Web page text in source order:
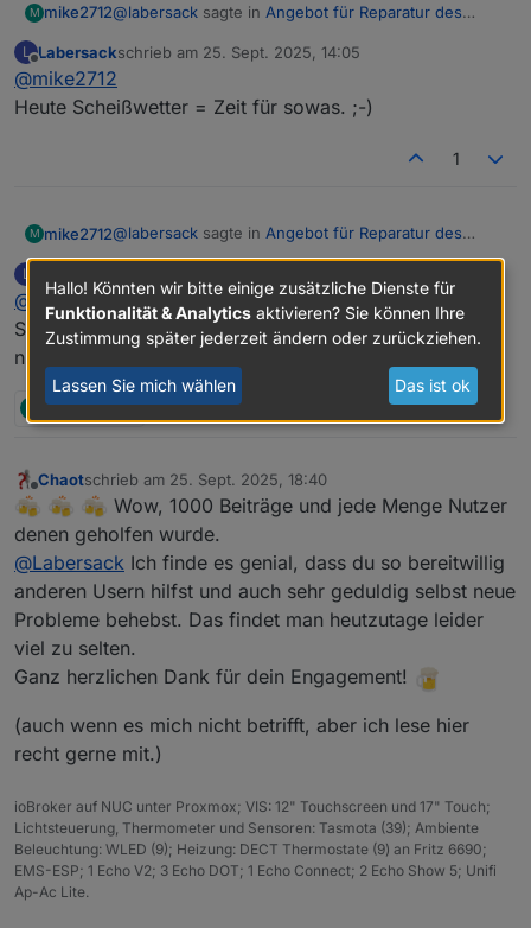
M mike2712@labersack sagte in Angebot für Reparatur des
Paket ist angekommen.
super,danke für die Nachricht, wie gesagt es eilt
L
Offline
Labersackschrieb am 25. Sept. 2025, 14:05
zuletzt editiert von
@mike2712
Heute Scheißwetter = Zeit für sowas. ;-)
1
M mike2712@labersack sagte in Angebot für Reparatur des
"C26-Problems":
@mike2712
Paket ist angekommen.
super,danke für die Nachricht, wie gesagt es eilt
L
Offline zuletzt editiert von
@
mike2712
Sechs Schalter funktionieren wieder, einen habe ich
nicht hinbekommen.
1 Antwort 1
Offline
Chaotschrieb am 25. Sept. 2025, 18:40
zuletzt editiert von
Wow, 1000 Beiträge und jede Menge Nutzer
denen geholfen wurde.
@Labersack Ich finde es genial, dass du so bereitwillig
anderen Usern hilfst und auch sehr geduldig selbst neue
Probleme behebst. Das findet man heutzutage leider
viel zu selten.
Ganz herzlichen Dank für dein Engagement!
(auch wenn es mich nicht betrifft, aber ich lese hier
recht gerne mit.)
ioBroker auf NUC unter Proxmox; VIS: 12" Touchscreen und 17" Touch;
Lichtsteuerung, Thermometer und Sensoren: Tasmota (39); Ambiente
Beleuchtung: WLED (9); Heizung: DECT Thermostate (9) an Fritz 6690;
EMS-ESP; 1 Echo V2; 3 Echo DOT; 1 Echo Connect; 2 Echo Show 5; Unifi
Ap-Ac Lite.
Hallo! Könnten wir bitte einige zusätzliche Dienste für
Funktionalität & Analytics aktivieren? Sie können Ihre
Zustimmung später jederzeit ändern oder zurückziehen.
Lassen Sie mich wählen Das ist ok